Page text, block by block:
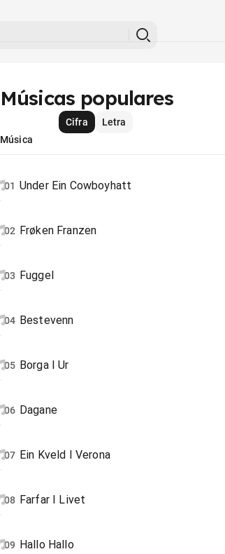
Músicas populares
Cifra
Letra
Música
01 Under Ein Cowboyhatt
02 Frøken Franzen
03 Fuggel
04 Bestevenn
05 Borga I Ur
06 Dagane
07 Ein Kveld I Verona
08 Farfar I Livet
09 Hallo Hallo